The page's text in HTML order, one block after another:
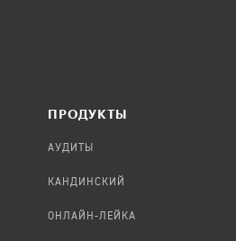
ПРОДУКТЫ
АУДИТЫ
КАНДИНСКИЙ
ОНЛАЙН-ЛЕЙКА